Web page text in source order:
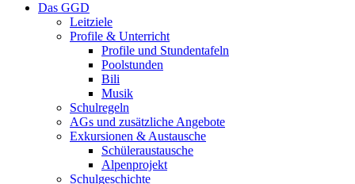
Das GGD
Leitziele
Profile & Unterricht
Profile und Stundentafeln
Poolstunden
Bili
Musik
Schulregeln
AGs und zusätzliche Angebote
Exkursionen & Austausche
Schüleraustausche
Alpenprojekt
Schulgeschichte